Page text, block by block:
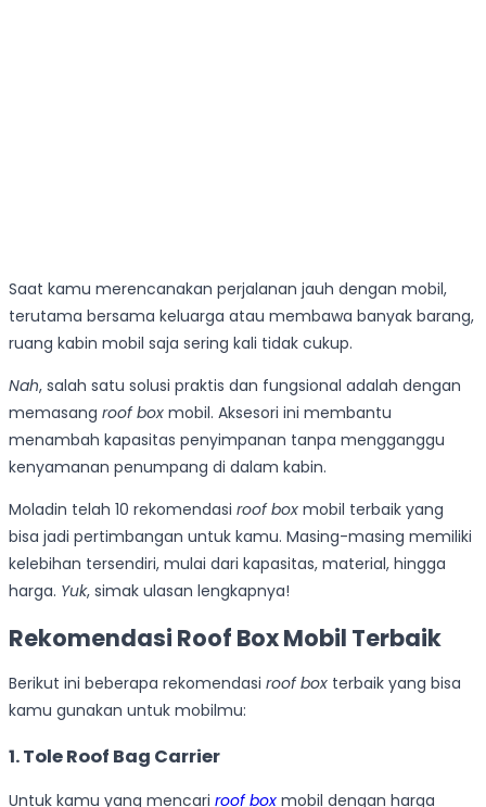
Saat kamu merencanakan perjalanan jauh dengan mobil,
terutama bersama keluarga atau membawa banyak barang,
ruang kabin mobil saja sering kali tidak cukup.
Nah, salah satu solusi praktis dan fungsional adalah dengan
memasang roof box mobil. Aksesori ini membantu
menambah kapasitas penyimpanan tanpa mengganggu
kenyamanan penumpang di dalam kabin.
Moladin telah 10 rekomendasi roof box mobil terbaik yang
bisa jadi pertimbangan untuk kamu. Masing-masing memiliki
kelebihan tersendiri, mulai dari kapasitas, material, hingga
harga. Yuk, simak ulasan lengkapnya!
Rekomendasi Roof Box Mobil Terbaik
Berikut ini beberapa rekomendasi roof box terbaik yang bisa
kamu gunakan untuk mobilmu:
1. Tole Roof Bag Carrier
Untuk kamu yang mencari roof box mobil dengan harga